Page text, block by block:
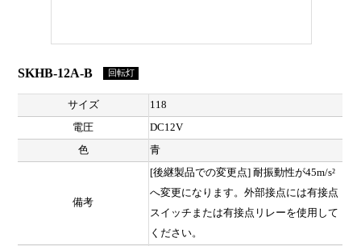
SKHB-12A-B 回転灯
サイズ
118
電圧
DC12V
色
青
備考
[後継製品での変更点] 耐振動性が45m/s²
へ変更になります。外部接点には有接点
スイッチまたは有接点リレーを使用して
ください。